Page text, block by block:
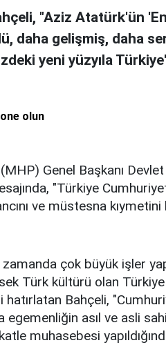
"Aziz Atatürk'ün
daha gelişmiş, daha
yeni yüzyıla
olun
Genel Başkanı
"Türkiye
ve müstesna
çok büyük işler
Türk kültürü olan
Bahçeli,
egemenliğin asıl ve asli
muhasebesi